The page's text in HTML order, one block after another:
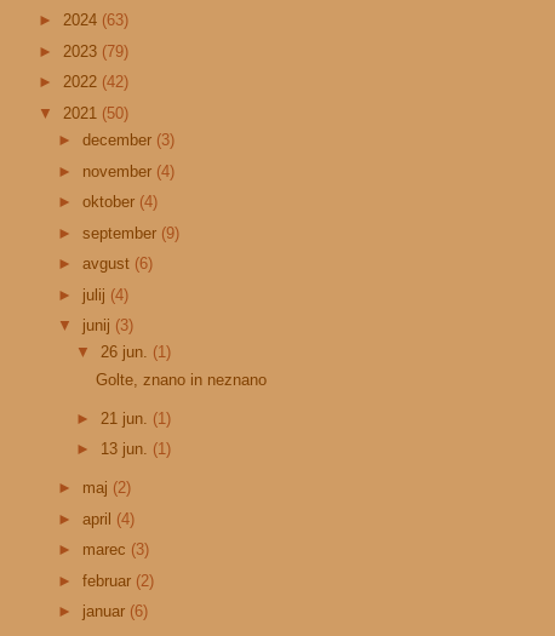
► 2024 (63)
► 2023 (79)
► 2022 (42)
▼ 2021 (50)
► december (3)
► november (4)
► oktober (4)
► september (9)
► avgust (6)
► julij (4)
▼ junij (3)
▼26 jun. (1)
Golte, znano in neznano
► 21 jun. (1)
► 13 jun. (1)
► maj (2)
► april (4)
► marec (3)
► februar (2)
► januar (6)